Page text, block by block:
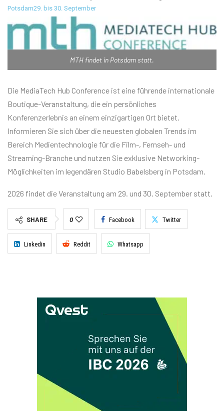
Potsdam29. bis 30. September
MTH findet in Potsdam statt.
Die MediaTech Hub Conference ist eine führende internationale
Boutique-Veranstaltung, die ein persönliches
Konferenzerlebnis an einem einzigartigen Ort bietet.
Informieren Sie sich über die neuesten globalen Trends im
Bereich Medientechnologie für die Film-, Fernseh- und
Streaming-Branche und nutzen Sie exklusive Networking-
Möglichkeiten im legendären Studio Babelsberg in Potsdam.
2026 findet die Veranstaltung am 29. und 30. September statt.
SHARE 0 Facebook Twitter
Linkedin Reddit Whatsapp